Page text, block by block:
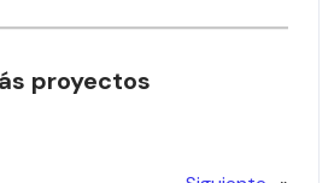
proyectos